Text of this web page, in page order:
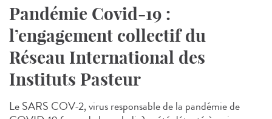
Pandémie Covid-19 :
l’engagement collectif du
Réseau International des
Instituts Pasteur
Le SARS COV-2, virus responsable de la pandémie de